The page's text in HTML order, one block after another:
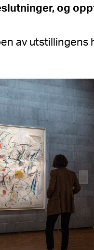
og
av utstillingens